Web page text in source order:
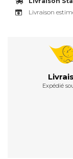
Livraison
Expédié